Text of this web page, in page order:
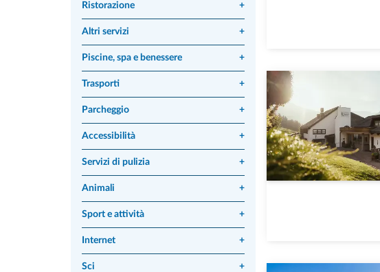
Ristorazione +
Altri servizi +
Piscine, spa e benessere +
Trasporti +
Parcheggio +
Accessibilità +
Servizi di pulizia +
Animali +
Sport e attività +
Internet +
Sci +